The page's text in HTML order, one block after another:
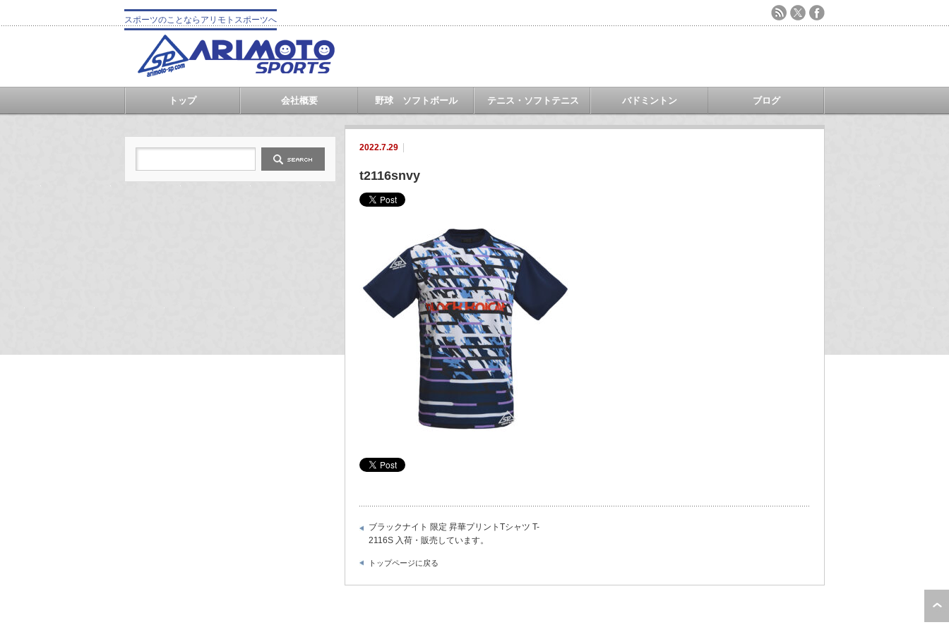
スポーツのことならアリモトスポーツへ
トップ 会社概要 野球 ソフトボール テニス・ソフトテニス バドミントン ブログ
2022.7.29
t2116snvy
ブラックナイト 限定 昇華プリントTシャツ T-
2116S 入荷・販売しています。
トップページに戻る